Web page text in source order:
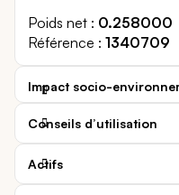
Poids net
0.258000
Référence
1340709
Impact socio-
Conseils d’utilisation
Actifs